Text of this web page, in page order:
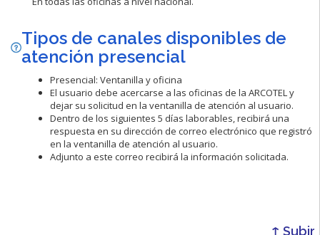
Tipos de canales disponibles de
atención presencial
Presencial: Ventanilla y oficina
El usuario debe acercarse a las oficinas de la ARCOTEL y
dejar su solicitud en la ventanilla de atención al usuario.
Dentro de los siguientes 5 días laborables, recibirá una
respuesta en su dirección de correo electrónico que registró
en la ventanilla de atención al usuario.
Adjunto a este correo recibirá la información solicitada.
↑ Subir